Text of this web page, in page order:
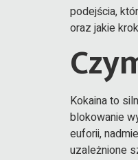
podejścia,
oraz jakie
Kokaina to
blokowanie
euforii,
uzależnione